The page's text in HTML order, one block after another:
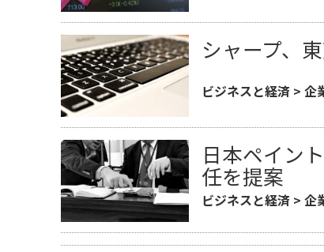
シャープ、
ビジネスと経済 >企
日本ペイン
任を提案
ビジネスと経済 >企